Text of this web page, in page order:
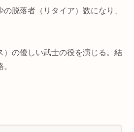
脱落者（リタイア）数になり、
）の優しい武士の役を演じる。結